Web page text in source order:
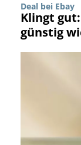
Deal bei Ebay
Klingt
günstig